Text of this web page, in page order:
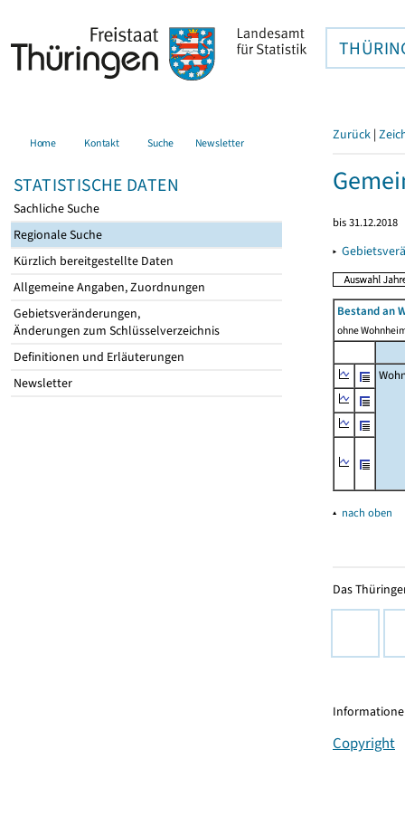
Home Kontakt Suche Newsletter
STATISTISCHE DATEN
Sachliche Suche
Regionale Suche
Kürzlich bereitgestellte Daten
Allgemeine Angaben, Zuordnungen
Gebietsveränderungen,
Änderungen zum Schlüsselverzeichnis
Definitionen und Erläuterungen
Newsletter
Zurück |
bis 31.12.2018
▸
Bestand an
ohne
▴ nach oben
Das
Copyright